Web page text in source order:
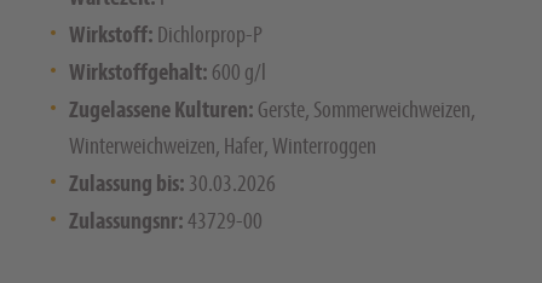
Wirkstoff: Dichlorprop-P
Wirkstoffgehalt: 600 g/l
Zugelassene Kulturen: Gerste, Sommerweichweizen,
Winterweichweizen, Hafer, Winterroggen
Zulassung bis: 30.03.2026
Zulassungsnr:43729-00